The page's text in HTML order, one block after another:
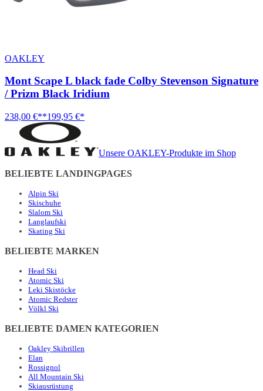
OAKLEY
Mont Scape L black fade Colby Stevenson Signature
/ Prizm Black Iridium
238,00 €**199,95 €*
Unsere OAKLEY-Produkte im Shop
BELIEBTE LANDINGPAGES
Alpin Ski
Skischuhe
Slalom Ski
Langlaufski
Skating Ski
BELIEBTE MARKEN
Head Ski
Atomic Ski
Leki Skistöcke
Atomic Redster
Völkl Ski
BELIEBTE DAMEN KATEGORIEN
Oakley Skibrillen
Elan
Rossignol
All Mountain Ski
Skiausrüstung